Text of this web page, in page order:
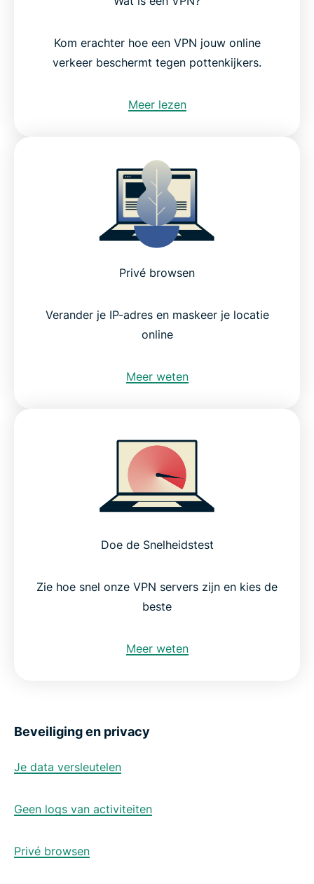
Kom erachter hoe een VPN jouw online
verkeer beschermt tegen pottenkijkers.
Meer lezen
Privé browsen
Verander je IP-adres en maskeer je locatie
online
Meer weten
Doe de Snelheidstest
Zie hoe snel onze VPN servers zijn en kies de
beste
Meer weten
Beveiliging en privacy
Je data versleutelen
Geen logs van activiteiten
Privé browsen